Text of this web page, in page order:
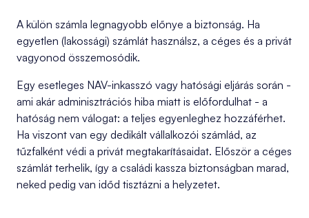
A külön számla legnagyobb előnye a biztonság. Ha
egyetlen (lakossági) számlát használsz, a céges és a privát
vagyonod összemosódik.
Egy esetleges NAV-inkasszó vagy hatósági eljárás során -
ami akár adminisztrációs hiba miatt is előfordulhat - a
hatóság nem válogat: a teljes egyenleghez hozzáférhet.
Ha viszont van egy dedikált vállalkozói számlád, az
tűzfalként védi a privát megtakarításaidat. Először a céges
számlát terhelik, így a családi kassza biztonságban marad,
neked pedig van időd tisztázni a helyzetet.